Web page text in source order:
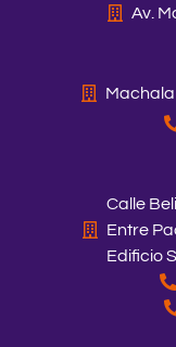
Av.
Calle
Entre
Edificio